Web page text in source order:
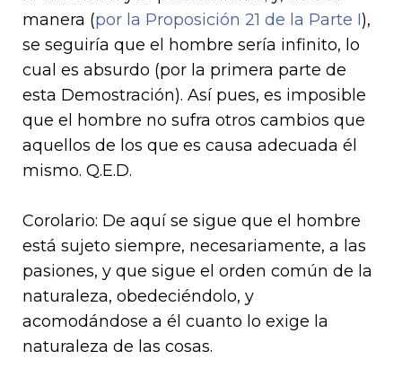
manera (por la Proposición 21 de la Parte I),
se seguiría que el hombre sería infinito, lo
cual es absurdo (por la primera parte de
esta Demostración). Así pues, es imposible
que el hombre no sufra otros cambios que
aquellos de los que es causa adecuada él
mismo. Q.E.D.
Corolario: De aquí se sigue que el hombre
está sujeto siempre, necesariamente, a las
pasiones, y que sigue el orden común de la
naturaleza, obedeciéndolo, y
acomodándose a él cuanto lo exige la
naturaleza de las cosas.